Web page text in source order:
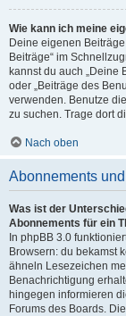
Wie kann ich meine
Deine eigenen
Beiträge“ im
kannst du auch „Deine
oder „Beiträge des
verwenden. Benutze
zu suchen. Trage dort
Nach oben
Abonnements
Was ist der
Abonnements für ein
In phpBB 3.0
Browsern: du bekamst
ähneln Lesezeichen
Benachrichtigung
hingegen informieren
Forums des Boards.